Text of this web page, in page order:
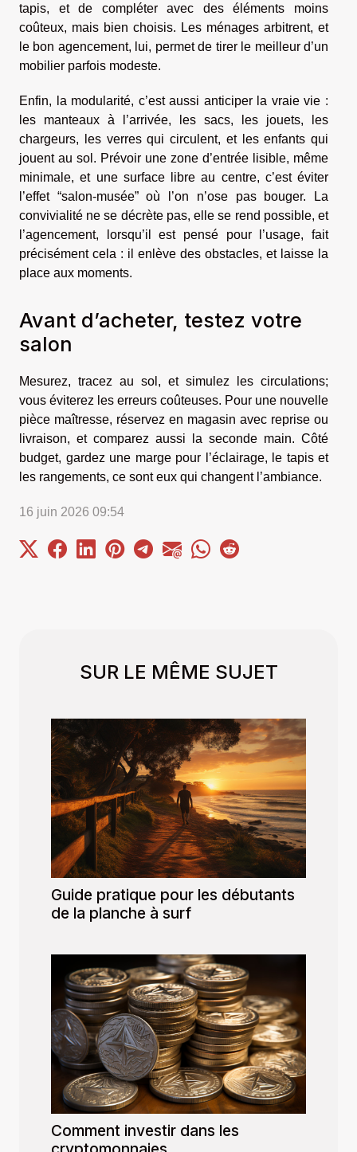
tapis, et de compléter avec des éléments moins
coûteux, mais bien choisis. Les ménages arbitrent, et
le bon agencement, lui, permet de tirer le meilleur d’un
mobilier parfois modeste.
Enfin, la modularité, c’est aussi anticiper la vraie vie :
les manteaux à l’arrivée, les sacs, les jouets, les
chargeurs, les verres qui circulent, et les enfants qui
jouent au sol. Prévoir une zone d’entrée lisible, même
minimale, et une surface libre au centre, c’est éviter
l’effet “salon-musée” où l’on n’ose pas bouger. La
convivialité ne se décrète pas, elle se rend possible, et
l’agencement, lorsqu’il est pensé pour l’usage, fait
précisément cela : il enlève des obstacles, et laisse la
place aux moments.
Avant d’acheter, testez votre
salon
Mesurez, tracez au sol, et simulez les circulations;
vous éviterez les erreurs coûteuses. Pour une nouvelle
pièce maîtresse, réservez en magasin avec reprise ou
livraison, et comparez aussi la seconde main. Côté
budget, gardez une marge pour l’éclairage, le tapis et
les rangements, ce sont eux qui changent l’ambiance.
16 juin 2026 09:54
SUR LE MÊME SUJET
Guide pratique pour les débutants
de la planche à surf
Comment investir dans les